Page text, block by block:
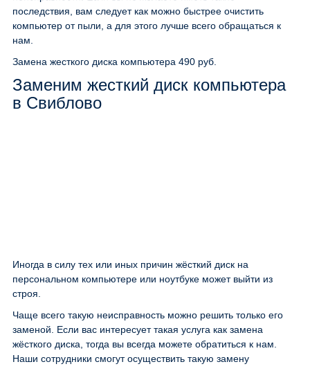
последствия, вам следует как можно быстрее очистить
компьютер от пыли, а для этого лучше всего обращаться к
нам.
Замена жесткого диска компьютера 490 руб.
Заменим жесткий диск компьютера
в Свиблово
Иногда в силу тех или иных причин жёсткий диск на
персональном компьютере или ноутбуке может выйти из
строя.
Чаще всего такую неисправность можно решить только его
заменой. Если вас интересует такая услуга как замена
жёсткого диска, тогда вы всегда можете обратиться к нам.
Наши сотрудники смогут осуществить такую замену